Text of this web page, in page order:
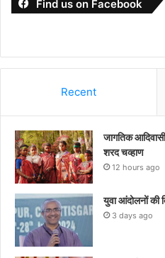
Find us on Facebook
Recent
जागतिक
शरद चव्हाण
12 hours ago
युवा आंदोलनों की
3 days ago